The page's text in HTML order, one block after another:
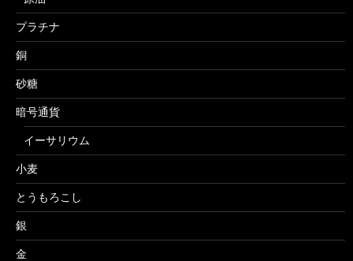
プラチナ
銅
砂糖
暗号通貨
イーサリウム
小麦
とうもろこし
銀
金